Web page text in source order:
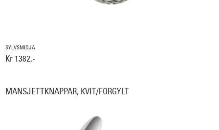
SYLVSMIDJA
Kr 1382,-
MANSJETTKNAPPAR, KVIT/FORGYLT